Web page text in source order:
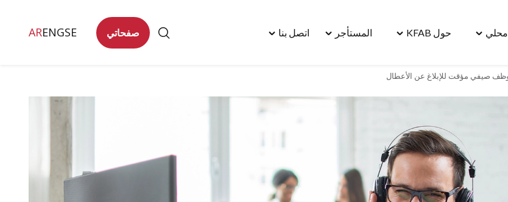
محلي Toggle
حول KFAB
Toggle
menu
المستأجر Toggleاتصل بنا Toggle
صفحاتي SE
ENG
AR